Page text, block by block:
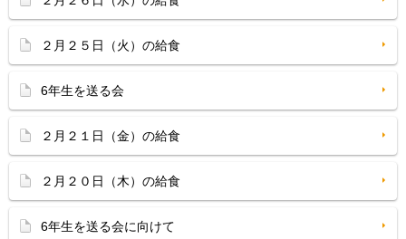
２月２５日（火）の給食
6年生を送る会
２月２１日（金）の給食
２月２０日（木）の給食
6年生を送る会に向けて